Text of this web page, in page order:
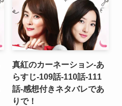
真紅のカーネーション-あ
らすじ-109話-110話-111
話-感想付きネタバレであ
りで！